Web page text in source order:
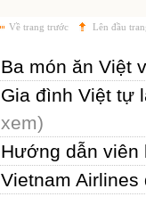
Về trang trước Lên đầu
Ba món ăn Việt
Gia đình Việt tự
xem)
Hướng dẫn
Vietnam